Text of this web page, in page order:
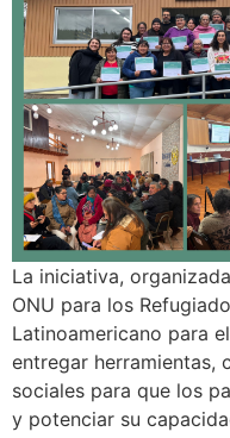
La iniciativa,
ONU para los
Latinoamericano para
entregar herramientas,
sociales para que los
y potenciar su